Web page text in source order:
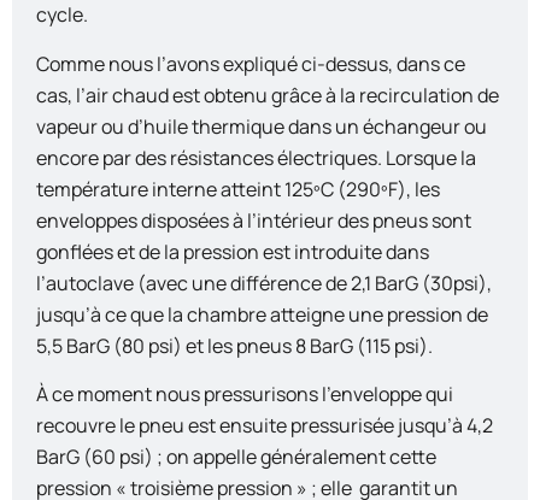
cycle.
Comme nous l’avons expliqué ci-dessus, dans ce
cas, l’air chaud est obtenu grâce à la recirculation de
vapeur ou d’huile thermique dans un échangeur ou
encore par des résistances électriques. Lorsque la
température interne atteint 125ºC (290ºF), les
enveloppes disposées à l’intérieur des pneus sont
gonflées et de la pression est introduite dans
l’autoclave (avec une différence de 2,1 BarG (30psi),
jusqu’à ce que la chambre atteigne une pression de
5,5 BarG (80 psi) et les pneus 8 BarG (115 psi).
À ce moment nous pressurisons l’enveloppe qui
recouvre le pneu est ensuite pressurisée jusqu’à 4,2
BarG (60 psi) ; on appelle généralement cette
pression « troisième pression » ; elle garantit un